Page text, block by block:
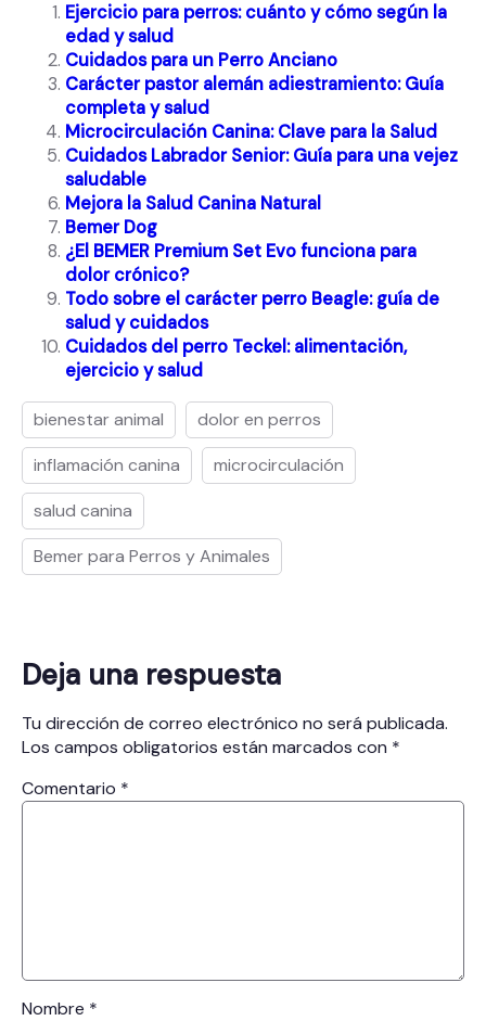
Ejercicio para perros: cuánto y cómo según la
edad y salud
Cuidados para un Perro Anciano
Carácter pastor alemán adiestramiento: Guía
completa y salud
Microcirculación Canina: Clave para la Salud
Cuidados Labrador Senior: Guía para una vejez
saludable
Mejora la Salud Canina Natural
Bemer Dog
¿El BEMER Premium Set Evo funciona para
dolor crónico?
Todo sobre el carácter perro Beagle: guía de
salud y cuidados
Cuidados del perro Teckel: alimentación,
ejercicio y salud
bienestar animal
dolor en perros
inflamación canina
microcirculación
salud canina
Bemer para Perros y Animales
Deja una respuesta
Tu dirección de correo electrónico no será publicada.
Los campos obligatorios están marcados con *
Comentario *
Nombre *